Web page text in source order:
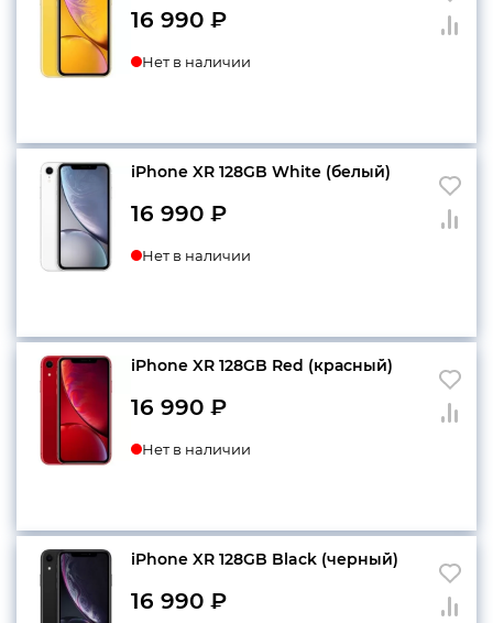
16 990 ₽
Нет в наличии
iPhone XR 128GB White (белый)
16 990 ₽
Нет в наличии
iPhone XR 128GB Red (красный)
16 990 ₽
Нет в наличии
iPhone XR 128GB Black (черный)
16 990 ₽